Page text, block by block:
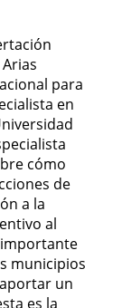
para
en
cómo
de
a la
al
importante
municipios
un
es la